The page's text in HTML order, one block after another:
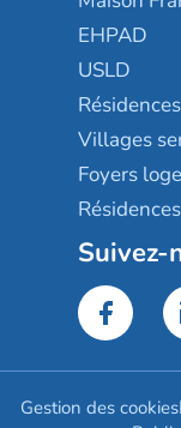
EHPAD
USLD
Villages
Foyers
Suivez-
Gestion des cookies